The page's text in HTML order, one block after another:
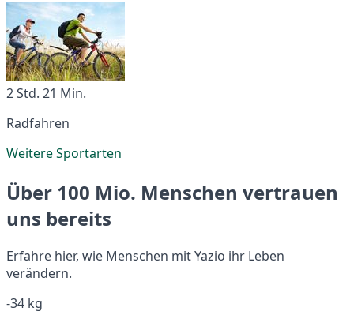
2 Std. 21 Min.
Radfahren
Weitere Sportarten
Über 100 Mio. Menschen vertrauen
uns bereits
Erfahre hier, wie Menschen mit Yazio ihr Leben
verändern.
-34 kg